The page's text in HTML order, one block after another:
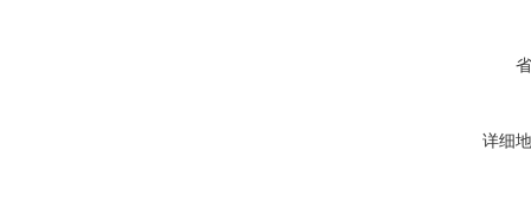
详细